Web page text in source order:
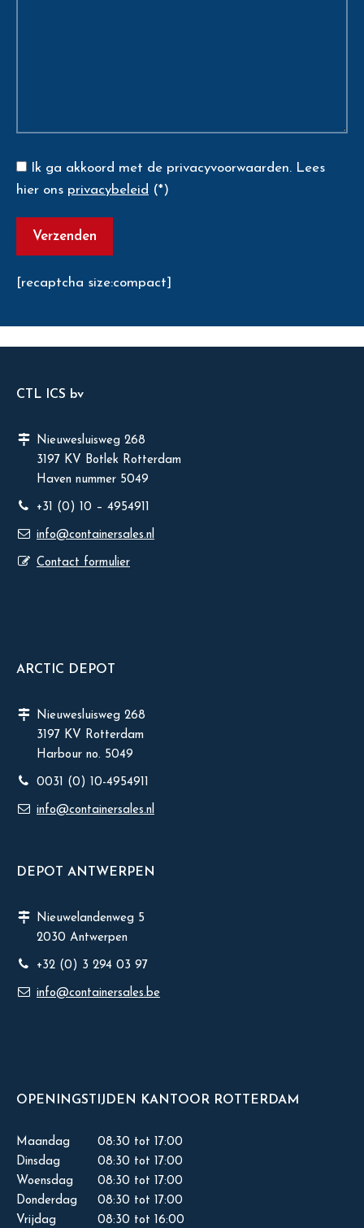
Ik ga akkoord met de privacyvoorwaarden. Lees
hier ons privacybeleid (*)
[recaptcha size:compact]
CTL ICS bv
Nieuwesluisweg 268
3197 KV Botlek Rotterdam
Haven nummer 5049
+31 (0) 10 – 4954911
info@containersales.nl
Contact formulier
ARCTIC DEPOT
Nieuwesluisweg 268
3197 KV Rotterdam
Harbour no. 5049
0031 (0) 10-4954911
info@containersales.nl
DEPOT ANTWERPEN
Nieuwelandenweg 5
2030 Antwerpen
+32 (0) 3 294 03 97
info@containersales.be
OPENINGSTIJDEN KANTOOR ROTTERDAM
Maandag
08:30 tot 17:00
Dinsdag
08:30 tot 17:00
Woensdag
08:30 tot 17:00
Donderdag
08:30 tot 17:00
Vrijdag
08:30 tot 16:00